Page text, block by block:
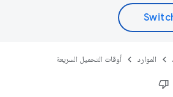
الموارد أوقات التحميل السريعة